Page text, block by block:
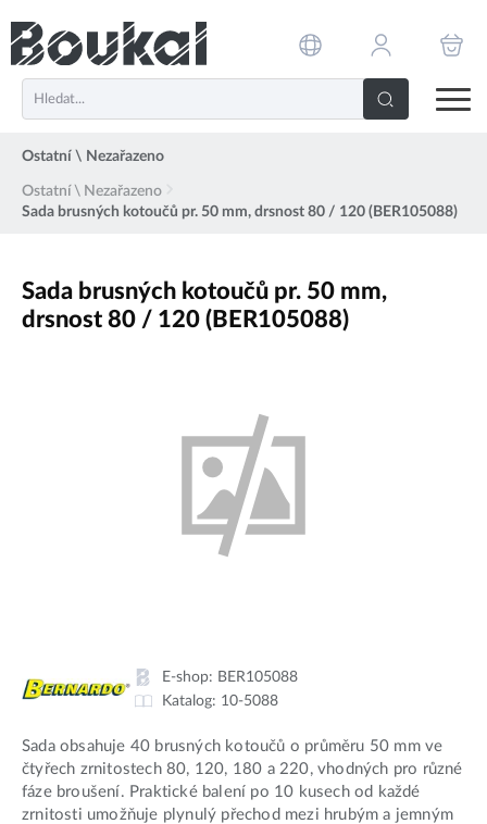
Ostatní \ Nezařazeno
Ostatní \ Nezařazeno
Sada brusných kotoučů pr. 50 mm, drsnost 80 / 120 (BER105088)
Sada brusných kotoučů pr. 50 mm,
drsnost 80 / 120 (BER105088)
E-shop: BER105088
Katalog: 10-5088
Sada obsahuje 40 brusných kotoučů o průměru 50 mm ve
čtyřech zrnitostech 80, 120, 180 a 220, vhodných pro různé
fáze broušení. Praktické balení po 10 kusech od každé
zrnitosti umožňuje plynulý přechod mezi hrubým a jemným